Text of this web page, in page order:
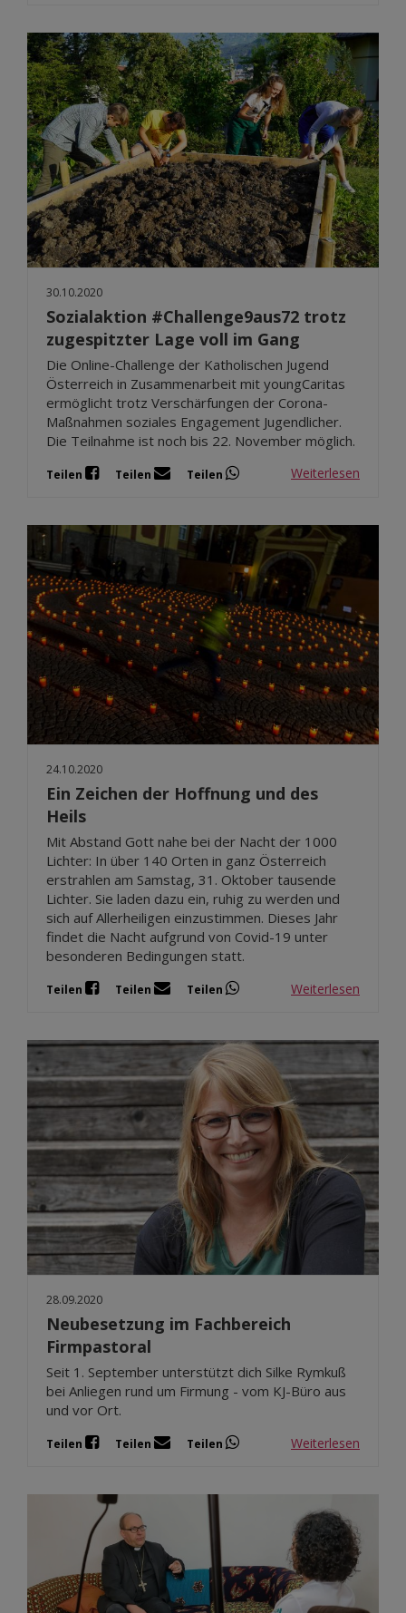
30.10.2020
Sozialaktion #Challenge9aus72 trotz
zugespitzter Lage voll im Gang
Die Online-Challenge der Katholischen Jugend
Österreich in Zusammenarbeit mit youngCaritas
ermöglicht trotz Verschärfungen der Corona-
Maßnahmen soziales Engagement Jugendlicher.
Die Teilnahme ist noch bis 22. November möglich.
Teilen Teilen Teilen Weiterlesen
24.10.2020
Ein Zeichen der Hoffnung und des
Heils
Mit Abstand Gott nahe bei der Nacht der 1000
Lichter: In über 140 Orten in ganz Österreich
erstrahlen am Samstag, 31. Oktober tausende
Lichter. Sie laden dazu ein, ruhig zu werden und
sich auf Allerheiligen einzustimmen. Dieses Jahr
findet die Nacht aufgrund von Covid-19 unter
besonderen Bedingungen statt.
Teilen Teilen Teilen Weiterlesen
28.09.2020
Neubesetzung im Fachbereich
Firmpastoral
Seit 1. September unterstützt dich Silke Rymkuß
bei Anliegen rund um Firmung - vom KJ-Büro aus
und vor Ort.
Teilen Teilen Teilen Weiterlesen